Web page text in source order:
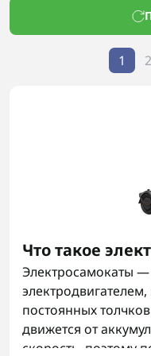
1 2
Что такое
Электросамокаты —
постоянных
движется от
скорость, поэтому